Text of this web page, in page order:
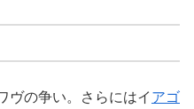
ヴの争い。さらにはイ アゴ